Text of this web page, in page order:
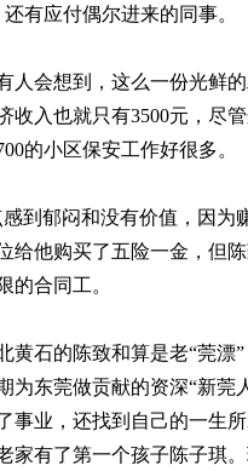
有应付偶尔进来的同事。
人会想到，这么一份光鲜
收入也就只有3500元，尽
的小区保安工作好很多。
感到郁闷和没有价值，因为
给他购买了五险一金，但
的合同工。
黄石的陈致和算是老“莞漂
为东莞做贡献的资深“新莞
事业，还找到自己的一生
家有了第一个孩子陈子琪